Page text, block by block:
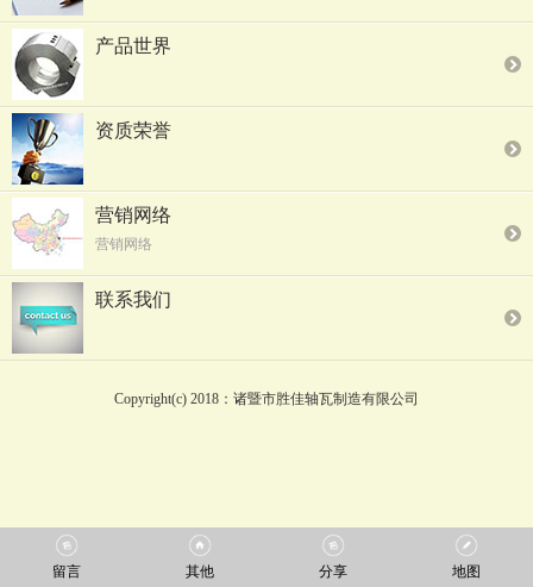
产品世界
资质荣誉
营销网络
营销网络
联系我们
Copyright(c) 2018：诸暨市胜佳轴瓦制造有限公司
留言 其他 分享 地图